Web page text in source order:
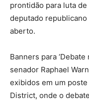
prontidão para luta
deputado
aberto.
Banners para
senador Raphael
exibidos em um
District, onde o